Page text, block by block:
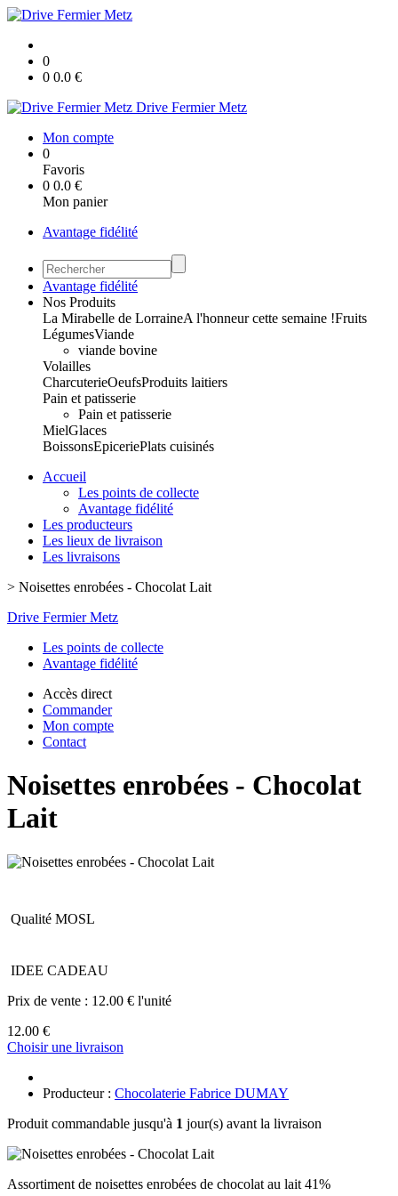
0
0 0.0 €
Drive Fermier Metz
Mon compte
0
Favoris
0 0.0 €
Mon panier
Avantage fidélité
Avantage fidélité
Nos Produits
La Mirabelle de LorraineA l'honneur cette semaine !Fruits
LégumesViande
viande bovine
Volailles
CharcuterieOeufsProduits laitiers
Pain et patisserie
Pain et patisserie
MielGlaces
BoissonsEpiceriePlats cuisinés
Accueil
Les points de collecte
Avantage fidélité
Les producteurs
Les lieux de livraison
Les livraisons
> Noisettes enrobées - Chocolat Lait
Drive Fermier Metz
Les points de collecte
Avantage fidélité
Accès direct
Commander
Mon compte
Contact
Noisettes enrobées - Chocolat
Lait
Qualité MOSL
IDEE CADEAU
Prix de vente : 12.00 € l'unité
12.00 €
Choisir une livraison
Producteur : Chocolaterie Fabrice DUMAY
Produit commandable jusqu'à 1 jour(s) avant la livraison
Assortiment de noisettes enrobées de chocolat au lait 41%